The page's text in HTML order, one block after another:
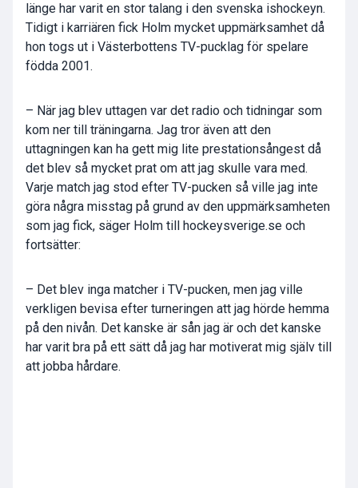
länge har varit en stor talang i den svenska ishockeyn.
Tidigt i karriären fick Holm mycket uppmärksamhet då
hon togs ut i Västerbottens TV-pucklag för spelare
födda 2001.
– När jag blev uttagen var det radio och tidningar som
kom ner till träningarna. Jag tror även att den
uttagningen kan ha gett mig lite prestationsångest då
det blev så mycket prat om att jag skulle vara med.
Varje match jag stod efter TV-pucken så ville jag inte
göra några misstag på grund av den uppmärksamheten
som jag fick, säger Holm till hockeysverige.se och
fortsätter:
– Det blev inga matcher i TV-pucken, men jag ville
verkligen bevisa efter turneringen att jag hörde hemma
på den nivån. Det kanske är sån jag är och det kanske
har varit bra på ett sätt då jag har motiverat mig själv till
att jobba hårdare.